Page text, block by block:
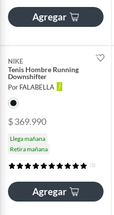
Agregar
NIKE
Tenis Hombre Running
Downshifter
Por FALABELLA
$ 369.990
Llega mañana
Retira mañana
(1)
Agregar